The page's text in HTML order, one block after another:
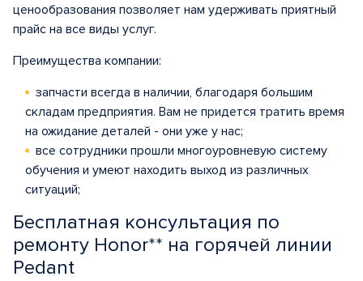
ценообразования позволяет нам удерживать приятный
прайс на все виды услуг.
Преимущества компании:
запчасти всегда в наличии, благодаря большим
складам предприятия. Вам не придется тратить время
на ожидание деталей - они уже у нас;
все сотрудники прошли многоуровневую систему
обучения и умеют находить выход из различных
ситуаций;
Бесплатная консультация по
ремонту Honor** на горячей линии
Pedant